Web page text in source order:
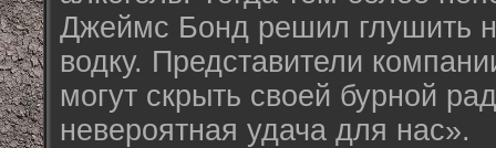
Джеймс Бонд решил глушить
водку. Представители
могут скрыть своей бурной
невероятная удача для нас».